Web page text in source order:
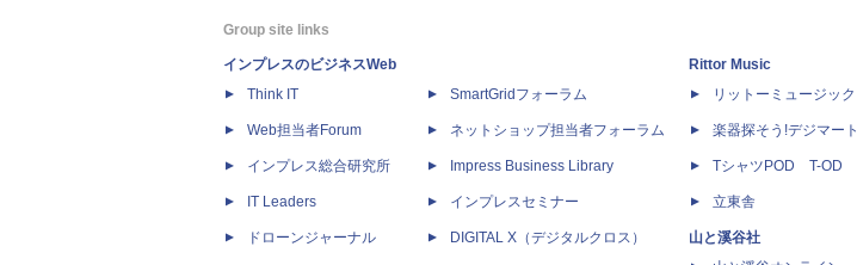
Group site links
インプレスのビジネスWeb
Think IT
Web担当者Forum
インプレス総合研究所
IT Leaders
ドローンジャーナル
SmartGridフォーラム
ネットショップ担当者フォーラム
Impress Business Library
インプレスセミナー
DIGITAL X（デジタルクロス）
Rittor Music
リットーミュージック
楽器探そう!デジマート
TシャツPOD T-OD
立東舎
山と溪谷社